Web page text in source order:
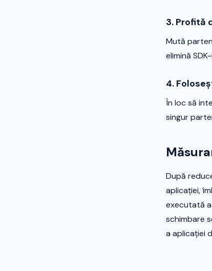
3. Profită
Mută
elimină
4.
În loc să
singur
După
aplicației,
executată
schimbare
a aplicației